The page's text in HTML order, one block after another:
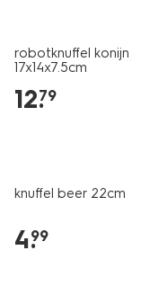
robotknuffel konijn
17x14x7.5cm
12.
79
knuffel beer 22cm
4.
99